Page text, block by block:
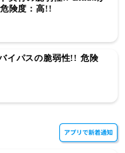
険度：高!!
イパスの脆弱性!! 危険